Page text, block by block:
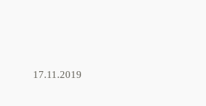
17.11.2019